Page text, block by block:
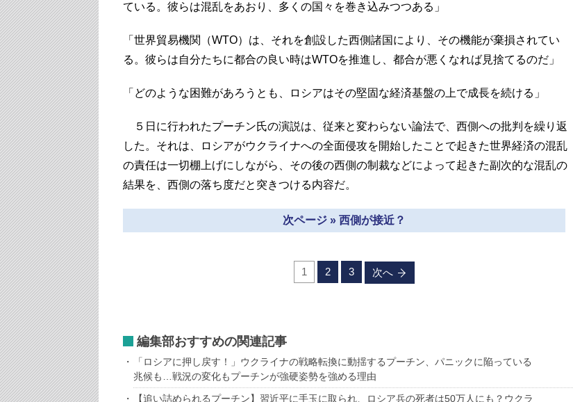
ている。彼らは混乱をあおり、多くの国々を巻き込みつつある」
「世界貿易機関（WTO）は、それを創設した西側諸国により、その機能が棄損されてい
る。彼らは自分たちに都合の良い時はWTOを推進し、都合が悪くなれば見捨てるのだ」
「どのような困難があろうとも、ロシアはその堅固な経済基盤の上で成長を続ける」
５日に行われたプーチン氏の演説は、従来と変わらない論法で、西側への批判を繰り返
した。それは、ロシアがウクライナへの全面侵攻を開始したことで起きた世界経済の混乱
の責任は一切棚上げにしながら、その後の西側の制裁などによって起きた副次的な混乱の
結果を、西側の落ち度だと突きつける内容だ。
次ページ » 西側が接近？
1 2 3 次へ
編集部おすすめの関連記事
「ロシアに押し戻す！」ウクライナの戦略転換に動揺するプーチン、パニックに陥っている
兆候も…戦況の変化もプーチンが強硬姿勢を強める理由
【追い詰められるプーチン】習近平に手玉に取られ、ロシア兵の死者は50万人にも？ウクラ